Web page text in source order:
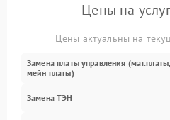
Цены на
Цены актуальны на
Замена платы управления (мат.платы,
мейн платы)
Замена ТЭН